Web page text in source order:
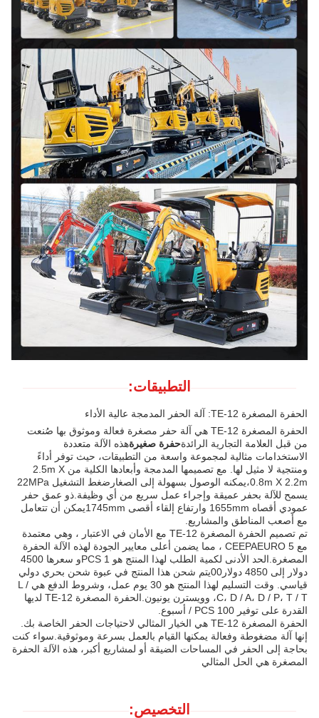
التطبيقات:
الحفرة المصغرة TE-12: آلة الحفر المدمجة عالية الأداء
الحفرة المصغرة TE-12 هي آلة حفر مصغرة فعالة وموثوق بها صُنعت
من قبل العلامة التجارية الرائدةحفرة صغيرة هذه الآلة متعددة
الاستخدامات مثالية لمجموعة واسعة من التطبيقات، حيث توفر أداءً
ومنتجية لا مثيل لها. مع تصميمها المدمجة وأبعادها الكلية من 2.5m X
0.8m X 2.2m،يمكنه الوصول بسهولة إلى الصغارضغط التشغيل 22MPa
يسمح للآلة بحفر عميقة وإجراء عمل سريع من أي وظيفة.ذو عمق حفر
عمودي أقصاه 1655mm وارتفاع إلقاء أقصى 1745mmيمكن أن تتعامل
مع أصعب المناطق والمشاريع.
تم تصميم الحفرة المصغرة TE-12 مع الأمان في الاعتبار ، وهي معتمدة
مع CEEPAEURO 5 ، مما يضمن أعلى معايير الجودة لهذه الآلة الحفرة
المصغرة.الحد الأدنى لكمية الطلب لهذا المنتج هو 1 PCSو سعرها 4500
دولار إلى 4850 دولار00يتم شحن هذا المنتج في عبوة شحن بحري دولي
قياسي. وقت التسليم لهذا المنتج هو 30 يوم عمل، وشروط الدفع هي L /
C، D / A، D / P، T / T، وويسترن يونيون.الحفرة المصغرة TE-12 لديها
القدرة على توفير 100 PCS / أسبوع.
الحفرة المصغرة TE-12 هي الخيار المثالي لاحتياجات الحفر الخاصة بك.
إنها آلة مضغوطة وفعالة يمكنها القيام بالعمل بسرعة وموثوقية.سواء كنت
بحاجة إلى الحفر في المساحات الضيقة أو لمشاريع أكبر، هذه الآلة الحفرة
المصغرة هي الحل المثالي
التخصيص: